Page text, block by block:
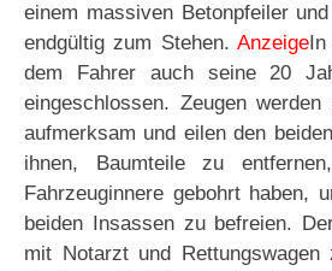
einem massiven Betonpfeiler
endgültig zum Stehen. AnzeigeIn
dem Fahrer auch seine 20
eingeschlossen. Zeugen
aufmerksam und eilen den
ihnen, Baumteile zu
Fahrzeuginnere gebohrt haben,
beiden Insassen zu befreien.
mit Notarzt und